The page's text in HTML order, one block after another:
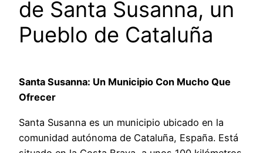
de Santa Susanna, un
Pueblo de Cataluña
Santa Susanna: Un Municipio Con Mucho Que
Ofrecer
Santa Susanna es un municipio ubicado en la
comunidad autónoma de Cataluña, España. Está